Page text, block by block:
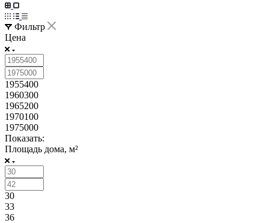
Фильтр
Цена
1955400
1960300
1965200
1970100
1975000
Показать:
Площадь дома, м²
30
33
36